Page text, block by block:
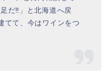
だ‼」と北海道へ戻
てて、今はワインをつ